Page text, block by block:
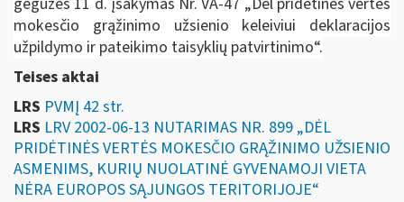
mokesčio grąžinimo užsienio keleiviui deklaracijos
užpildymo ir pateikimo taisyklių patvirtinimo“.
Teises aktai
LRS PVMĮ 42 str.
LRS LRV 2002-06-13 NUTARIMAS NR. 899 „DĖL
PRIDĖTINĖS VERTĖS MOKESČIO GRĄŽINIMO UŽSIENIO
ASMENIMS, KURIŲ NUOLATINĖ GYVENAMOJI VIETA
NĖRA EUROPOS SĄJUNGOS TERITORIJOJE“